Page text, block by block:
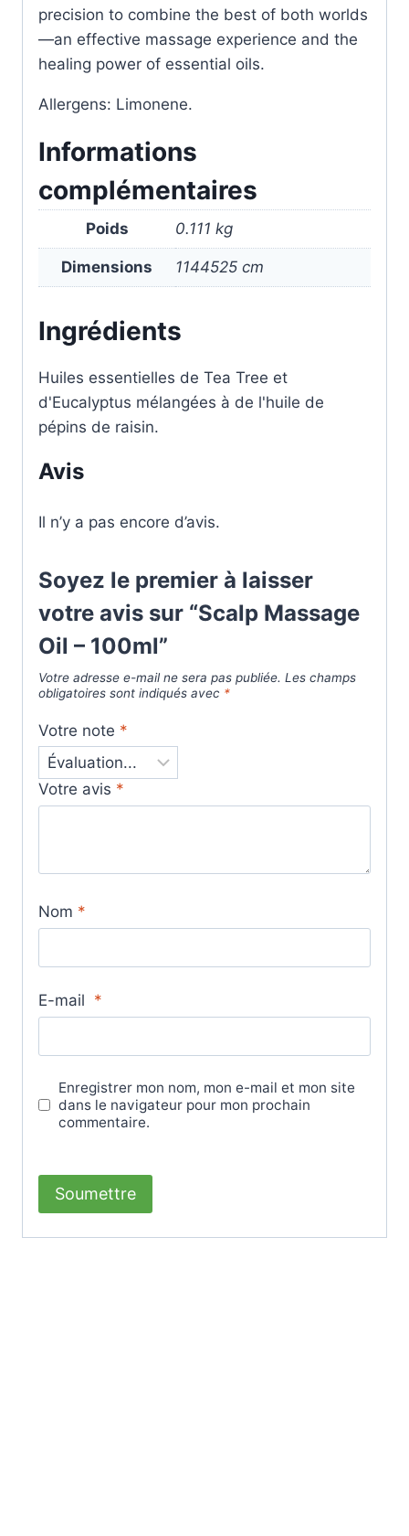
precision to combine the best of both worlds
—an effective massage experience and the
healing power of essential oils.
Allergens: Limonene.
Informations
complémentaires
Poids 0.111 kg
Dimensions 1144525 cm
Ingrédients
Huiles essentielles de Tea Tree et
d'Eucalyptus mélangées à de l'huile de
pépins de raisin.
Avis
Il n’y a pas encore d’avis.
Soyez le premier à laisser
votre avis sur “Scalp Massage
Oil – 100ml”
Votre adresse e-mail ne sera pas publiée. Les champs
obligatoires sont indiqués avec *
Votre note *
Votre avis *
Nom *
E-mail *
Enregistrer mon nom, mon e-mail et mon site
dans le navigateur pour mon prochain
commentaire.